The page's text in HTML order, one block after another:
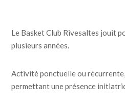
Le Basket Club Rivesaltes jouit
plusieurs années.
Activité ponctuelle ou récurrente,
permettant une présence